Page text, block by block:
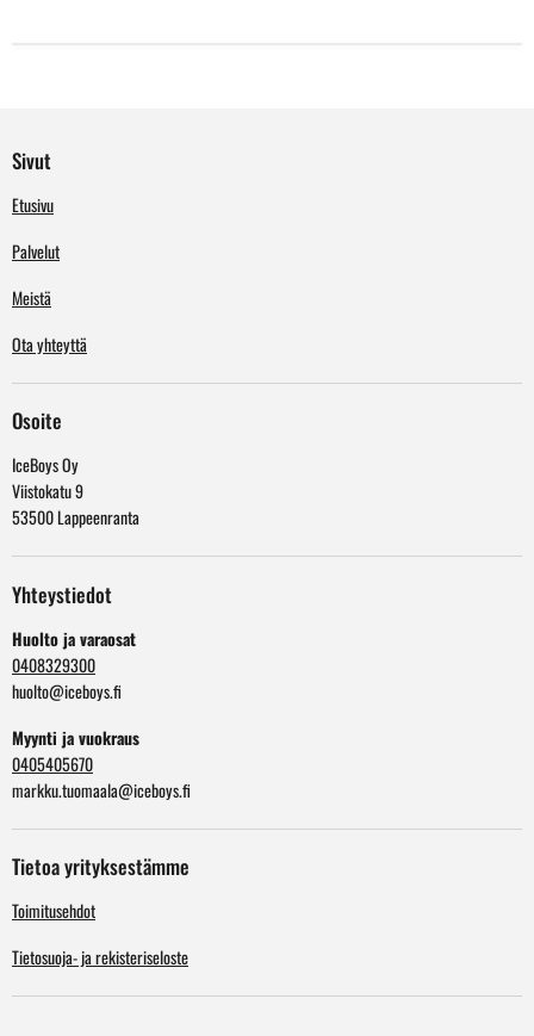
Sivut
Etusivu
Palvelut
Meistä
Ota yhteyttä
Osoite
IceBoys Oy
Viistokatu 9
53500 Lappeenranta
Yhteystiedot
Huolto ja varaosat
0408329300
huolto@iceboys.fi
Myynti ja vuokraus
0405405670
markku.tuomaala@iceboys.fi
Tietoa yrityksestämme
Toimitusehdot
Tietosuoja- ja rekisteriseloste